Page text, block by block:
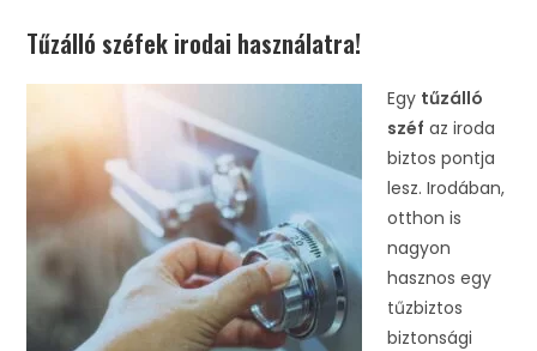
Tűzálló széfek irodai használatra!
Egy tűzálló
széf az iroda
biztos pontja
lesz. Irodában,
otthon is
nagyon
hasznos egy
tűzbiztos
biztonsági